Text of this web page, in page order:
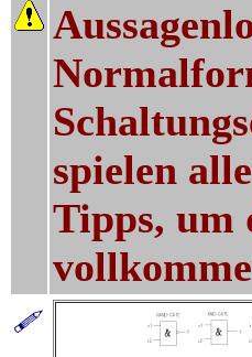
spielen
Tipps, um